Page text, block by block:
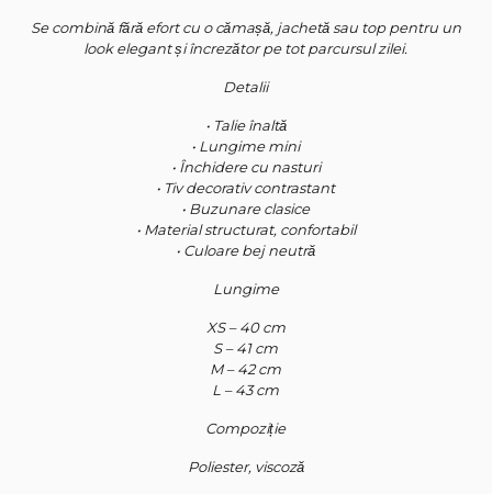
Se combină fără efort cu o cămașă, jachetă sau top pentru un
look elegant și încrezător pe tot parcursul zilei.
Detalii
• Talie înaltă
• Lungime mini
• Închidere cu nasturi
• Tiv decorativ contrastant
• Buzunare clasice
• Material structurat, confortabil
• Culoare bej neutră
Lungime
XS – 40 cm
S – 41 cm
M – 42 cm
L – 43 cm
Compoziție
Poliester, viscoză